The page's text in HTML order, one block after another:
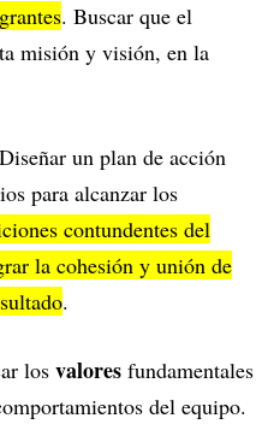
. Buscar que el
misión y visión, en la
Diseñar un plan de acción
para alcanzar los
contundentes del
la cohesión y unión de
.
los valores fundamentales
del equipo.